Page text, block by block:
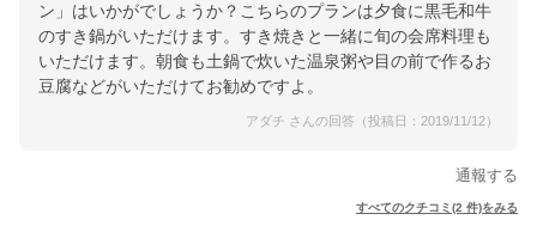
ン」はいかがでしょうか？こちらのプランは夕食に黒毛和牛
のすき鍋がいただけます。すき焼きと一緒に旬の会席料理も
いただけます。朝食も土鍋で炊いた温泉粥や目の前で作るお
豆腐などがいただけてお勧めですよ。
アダチ さんの回答（投稿日：2019/11/12）
通報する
すべてのクチコミ(2 件)をみる